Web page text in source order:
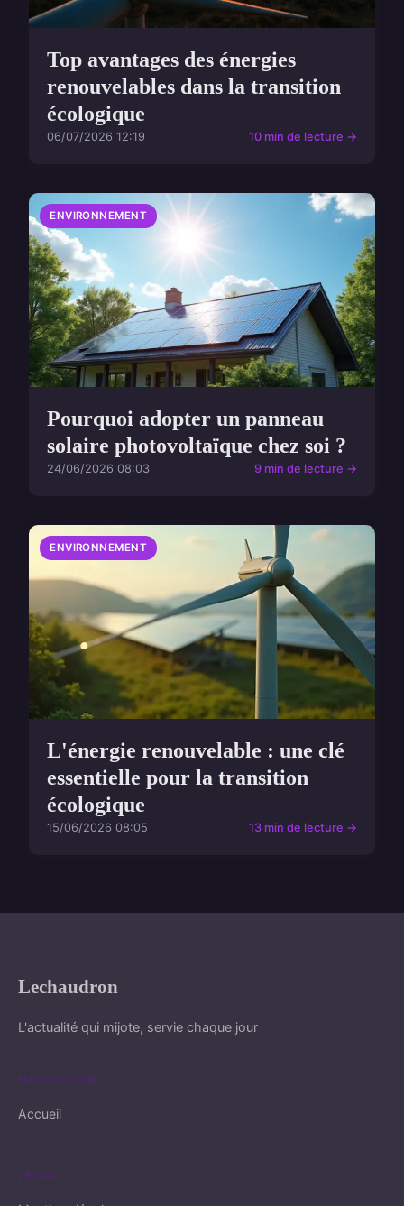
Top avantages des énergies
renouvelables dans la transition
écologique
06/07/2026 12:19 10 min de lecture →
ENVIRONNEMENT
Pourquoi adopter un panneau
solaire photovoltaïque chez soi ?
24/06/2026 08:03 9 min de lecture →
ENVIRONNEMENT
L'énergie renouvelable : une clé
essentielle pour la transition
écologique
15/06/2026 08:05 13 min de lecture →
Lechaudron
L'actualité qui mijote, servie chaque jour
NAVIGATION
Accueil
LÉGAL